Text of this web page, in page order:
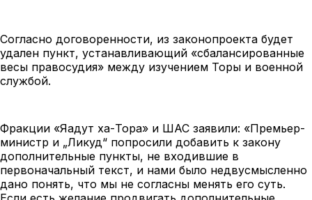
Согласно договоренности, из законопроекта будет
удален пункт, устанавливающий «сбалансированные
весы правосудия» между изучением Торы и военной
службой.
Фракции «Яадут ха-Тора» и ШАС заявили: «Премьер-
министр и „Ликуд“ попросили добавить к закону
дополнительные пункты, не входившие в
первоначальный текст, и нами было недвусмысленно
дано понять, что мы не согласны менять его суть.